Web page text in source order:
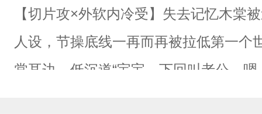
【切片攻×外软内冷受】失去记忆木棠
人设，节操底线一再而再被拉低第一
棠耳边，低沉道“宝宝，下回叫老公，